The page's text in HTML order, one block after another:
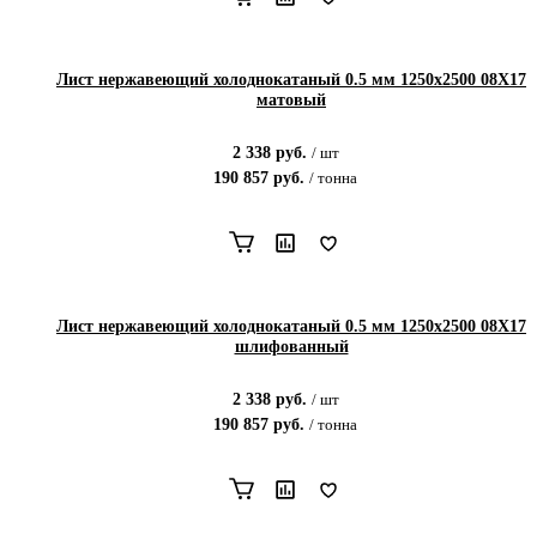
Лист нержавеющий холоднокатаный 0.5 мм 1250x2500 08Х17
матовый
2 338руб. / шт
190 857 руб. / тонна
Лист нержавеющий холоднокатаный 0.5 мм 1250x2500 08Х17
шлифованный
2 338руб. / шт
190 857 руб. / тонна